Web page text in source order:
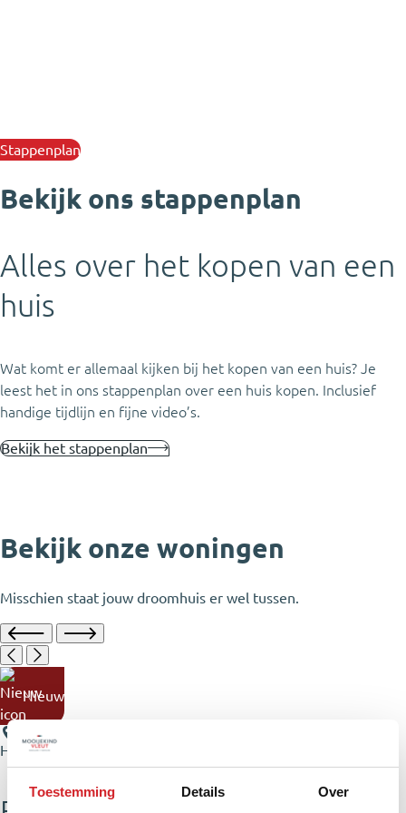
Toestemming Details Over
Stappenplan
Bekijk ons stappenplan
Alles over het kopen van een
huis
Wat komt er allemaal kijken bij het kopen van een huis? Je
leest het in ons stappenplan over een huis kopen. Inclusief
handige tijdlijn en fijne video’s.
Bekijk het stappenplan
Bekijk onze woningen
Misschien staat jouw droomhuis er wel tussen.
Nieuw
Haarlem